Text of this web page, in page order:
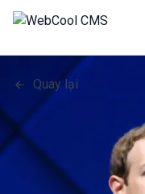
Quay lại